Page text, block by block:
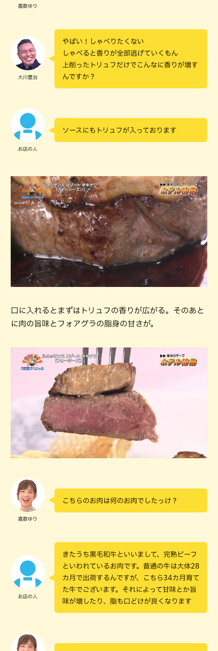
嘉数ゆり
大川豊治
やばい！しゃべりたくない
しゃべると香りが全部逃げていくもん
上削ったトリュフだけでこんなに香りが増す
んですか？
お店の人
ソースにもトリュフが入っております
口に入れるとまずはトリュフの香りが広がる。そのあと
に肉の旨味とフォアグラの脂身の甘さが。
嘉数ゆり
こちらのお肉は何のお肉でしたっけ？
お店の人
きたうち黒毛和牛といいまして、完熟ビーフ
といわれているお肉です。普通の牛は大体28
カ月で出荷するんですが、こちら34カ月育て
た牛でございます。それによって甘味とか旨
味が増したり、脂も口どけが良くなります